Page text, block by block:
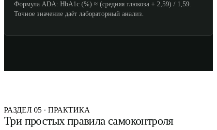
Формула ADA: HbA1c (%) ≈ (средняя глюкоза + 2,59) / 1,59.
Точное значение даёт лабораторный анализ.
РАЗДЕЛ 05 · ПРАКТИКА
Три простых правила самоконтроля